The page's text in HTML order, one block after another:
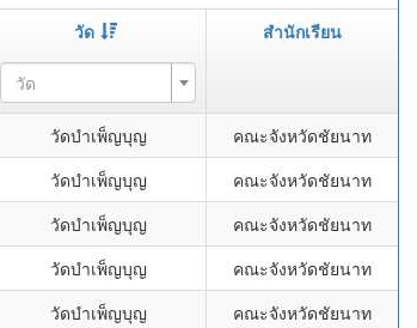
วัด สำนักเรียน
วัด
วัดบำเพ็ญบุญ
คณะจังหวัดชัยนาท
วัดบำเพ็ญบุญ
คณะจังหวัดชัยนาท
วัดบำเพ็ญบุญ
คณะจังหวัดชัยนาท
วัดบำเพ็ญบุญ
คณะจังหวัดชัยนาท
วัดบำเพ็ญบุญ
คณะจังหวัดชัยนาท